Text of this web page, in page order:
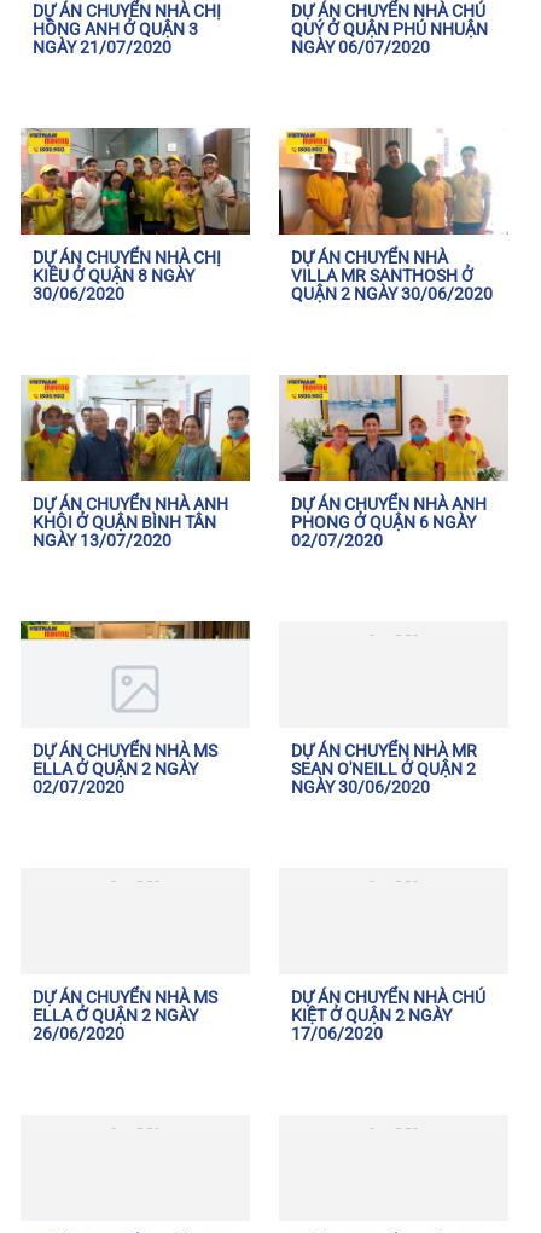
DỰ ÁN CHUYỂN NHÀ CHỊ
HỒNG ANH Ở QUẬN 3
NGÀY 21/07/2020
DỰ ÁN CHUYỂN NHÀ CHÚ
QUÝ Ở QUẬN PHÚ NHUẬN
NGÀY 06/07/2020
DỰ ÁN CHUYỂN NHÀ CHỊ
KIỀU Ở QUẬN 8 NGÀY
30/06/2020
DỰ ÁN CHUYỂN NHÀ
VILLA MR SANTHOSH Ở
QUẬN 2 NGÀY 30/06/2020
DỰ ÁN CHUYỂN NHÀ ANH
KHÔI Ở QUẬN BÌNH TÂN
NGÀY 13/07/2020
DỰ ÁN CHUYỂN NHÀ ANH
PHONG Ở QUẬN 6 NGÀY
02/07/2020
DỰ ÁN CHUYỂN NHÀ MS
ELLA Ở QUẬN 2 NGÀY
02/07/2020
DỰ ÁN CHUYỂN NHÀ MR
SEAN O'NEILL Ở QUẬN 2
NGÀY 30/06/2020
DỰ ÁN CHUYỂN NHÀ MS
ELLA Ở QUẬN 2 NGÀY
26/06/2020
DỰ ÁN CHUYỂN NHÀ CHÚ
KIỆT Ở QUẬN 2 NGÀY
17/06/2020